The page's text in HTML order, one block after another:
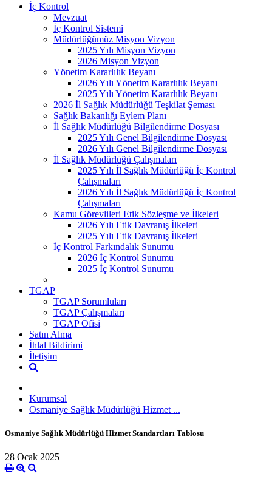
İç Kontrol
Mevzuat
İç Kontrol Sistemi
Müdürlüğümüz Misyon Vizyon
2025 Yılı Misyon Vizyon
2026 Misyon Vizyon
Yönetim Kararlılık Beyanı
2026 Yılı Yönetim Kararlılık Beyanı
2025 Yılı Yönetim Kararlılık Beyanı
2026 İl Sağlık Müdürlüğü Teşkilat Şeması
Sağlık Bakanlığı Eylem Planı
İl Sağlık Müdürlüğü Bilgilendirme Dosyası
2025 Yılı Genel Bilgilendirme Dosyası
2026 Yılı Genel Bilgilendirme Dosyası
İl Sağlık Müdürlüğü Çalışmaları
2025 Yılı İl Sağlık Müdürlüğü İç Kontrol
Çalışmaları
2026 Yılı İl Sağlık Müdürlüğü İç Kontrol
Çalışmaları
Kamu Görevlileri Etik Sözleşme ve İlkeleri
2026 Yılı Etik Davranış İlkeleri
2025 Yılı Etik Davranış İlkeleri
İç Kontrol Farkındalık Sunumu
2026 İç Kontrol Sunumu
2025 İç Kontrol Sunumu
TGAP
TGAP Sorumluları
TGAP Çalışmaları
TGAP Ofisi
Satın Alma
İhlal Bildirimi
İletişim
Kurumsal
Osmaniye Sağlık Müdürlüğü Hizmet ...
Osmaniye Sağlık Müdürlüğü Hizmet Standartları Tablosu
28 Ocak 2025